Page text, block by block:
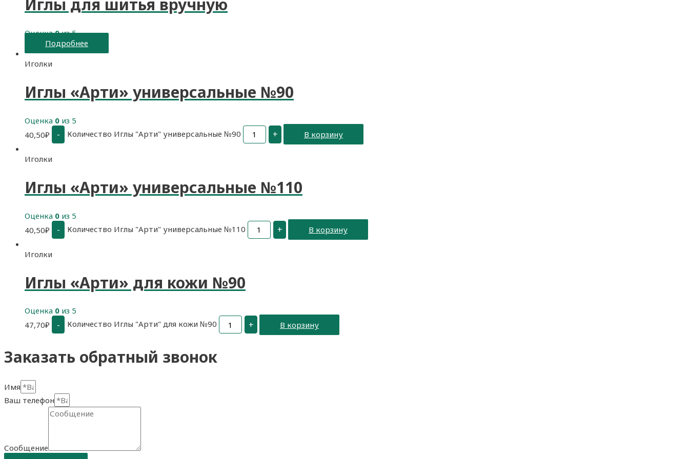
Иглы для шитья вручную
Оценка0из 5
Подробнее
Иголки
Иглы «Арти» универсальные №90
Оценка 0 из 5
40,50₽ - Количество Иглы "Арти" универсальные №90 + В корзину
Иголки
Иглы «Арти» универсальные №110
Оценка 0 из 5
40,50₽ - Количество Иглы "Арти" универсальные №110 + В корзину
Иголки
Иглы «Арти» для кожи №90
Оценка 0 из 5
47,70₽ - Количество Иглы "Арти" для кожи №90 + В корзину
Заказать обратный звонок
Имя
Ваш телефон
Сообщение